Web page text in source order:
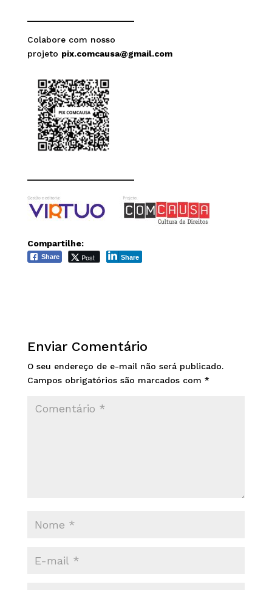
Colabore com nosso
projeto pix.comcausa@gmail.com
Compartilhe:
Share Post Share
Enviar Comentário
O seu endereço de e-mail não será publicado.
Campos obrigatórios são marcados com *